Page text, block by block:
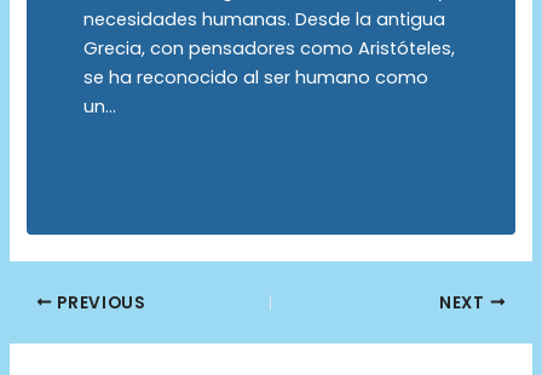
necesidades humanas. Desde la antigua
Grecia, con pensadores como Aristóteles,
se ha reconocido al ser humano como
un…
Post PREVIOUS NEXT